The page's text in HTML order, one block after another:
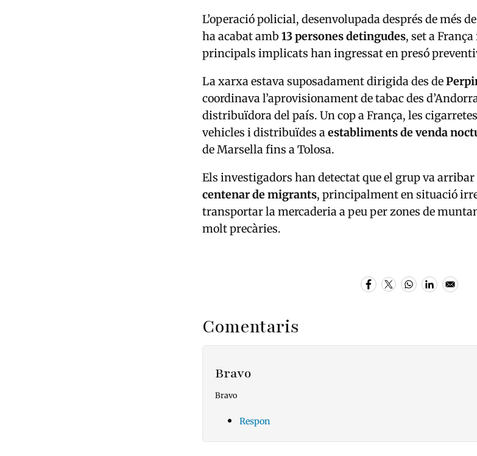
L’operació policial, desenvolupada després de més
ha acabat amb 13 persones detingudes, set a
principals implicats han ingressat en presó
La xarxa estava suposadament dirigida des de
coordinava l’aprovisionament de tabac des
distribuïdora del país. Un cop a França, les
vehicles i distribuïdes aestabliments de venda
de Marsella fins a Tolosa.
Els investigadors han detectat que el grup va
centenar de migrants, principalment en situació
transportar la mercaderia a peu per zones de
molt precàries.
Comentaris
Bravo
Bravo
Respon